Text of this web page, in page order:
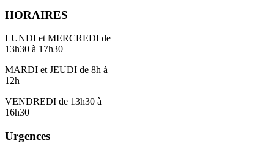
HORAIRES
LUNDI et MERCREDI de
13h30 à 17h30
MARDI et JEUDI de 8h à
12h
VENDREDI de 13h30 à
16h30
Urgences